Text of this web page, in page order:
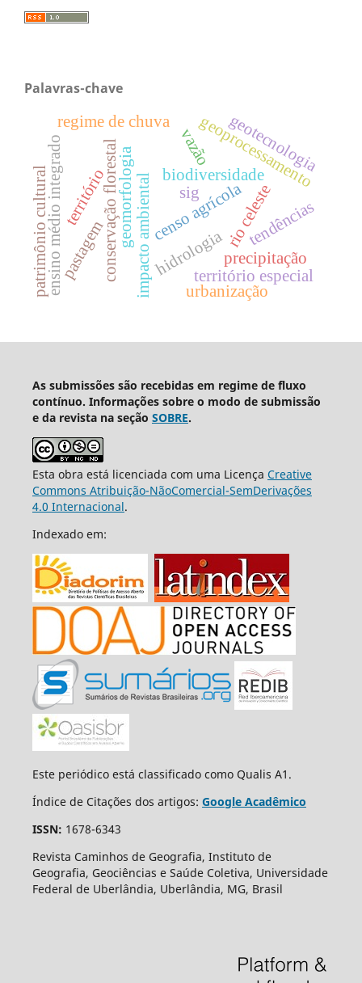
Palavras-chave
conservação florestalimpacto ambientalcenso agrícola
biodiversidade
rio celeste
tendências
precipitação
vazão
geomorfologia geoprocessamento
hidrologia
regime de chuva
território
ensino médio integradopastagem território especial
patrimônio cultural urbanização
geotecnologia
sig
As submissões são recebidas em regime de fluxo
contínuo. Informações sobre o modo de submissão
e da revista na seção SOBRE.
Esta obra está licenciada com uma Licença Creative
Commons Atribuição-NãoComercial-SemDerivações
4.0 Internacional.
Indexado em:
Este periódico está classificado como Qualis A1.
Índice de Citações dos artigos: Google Acadêmico
ISSN: 1678-6343
Revista Caminhos de Geografia, Instituto de
Geografia, Geociências e Saúde Coletiva, Universidade
Federal de Uberlândia, Uberlândia, MG, Brasil